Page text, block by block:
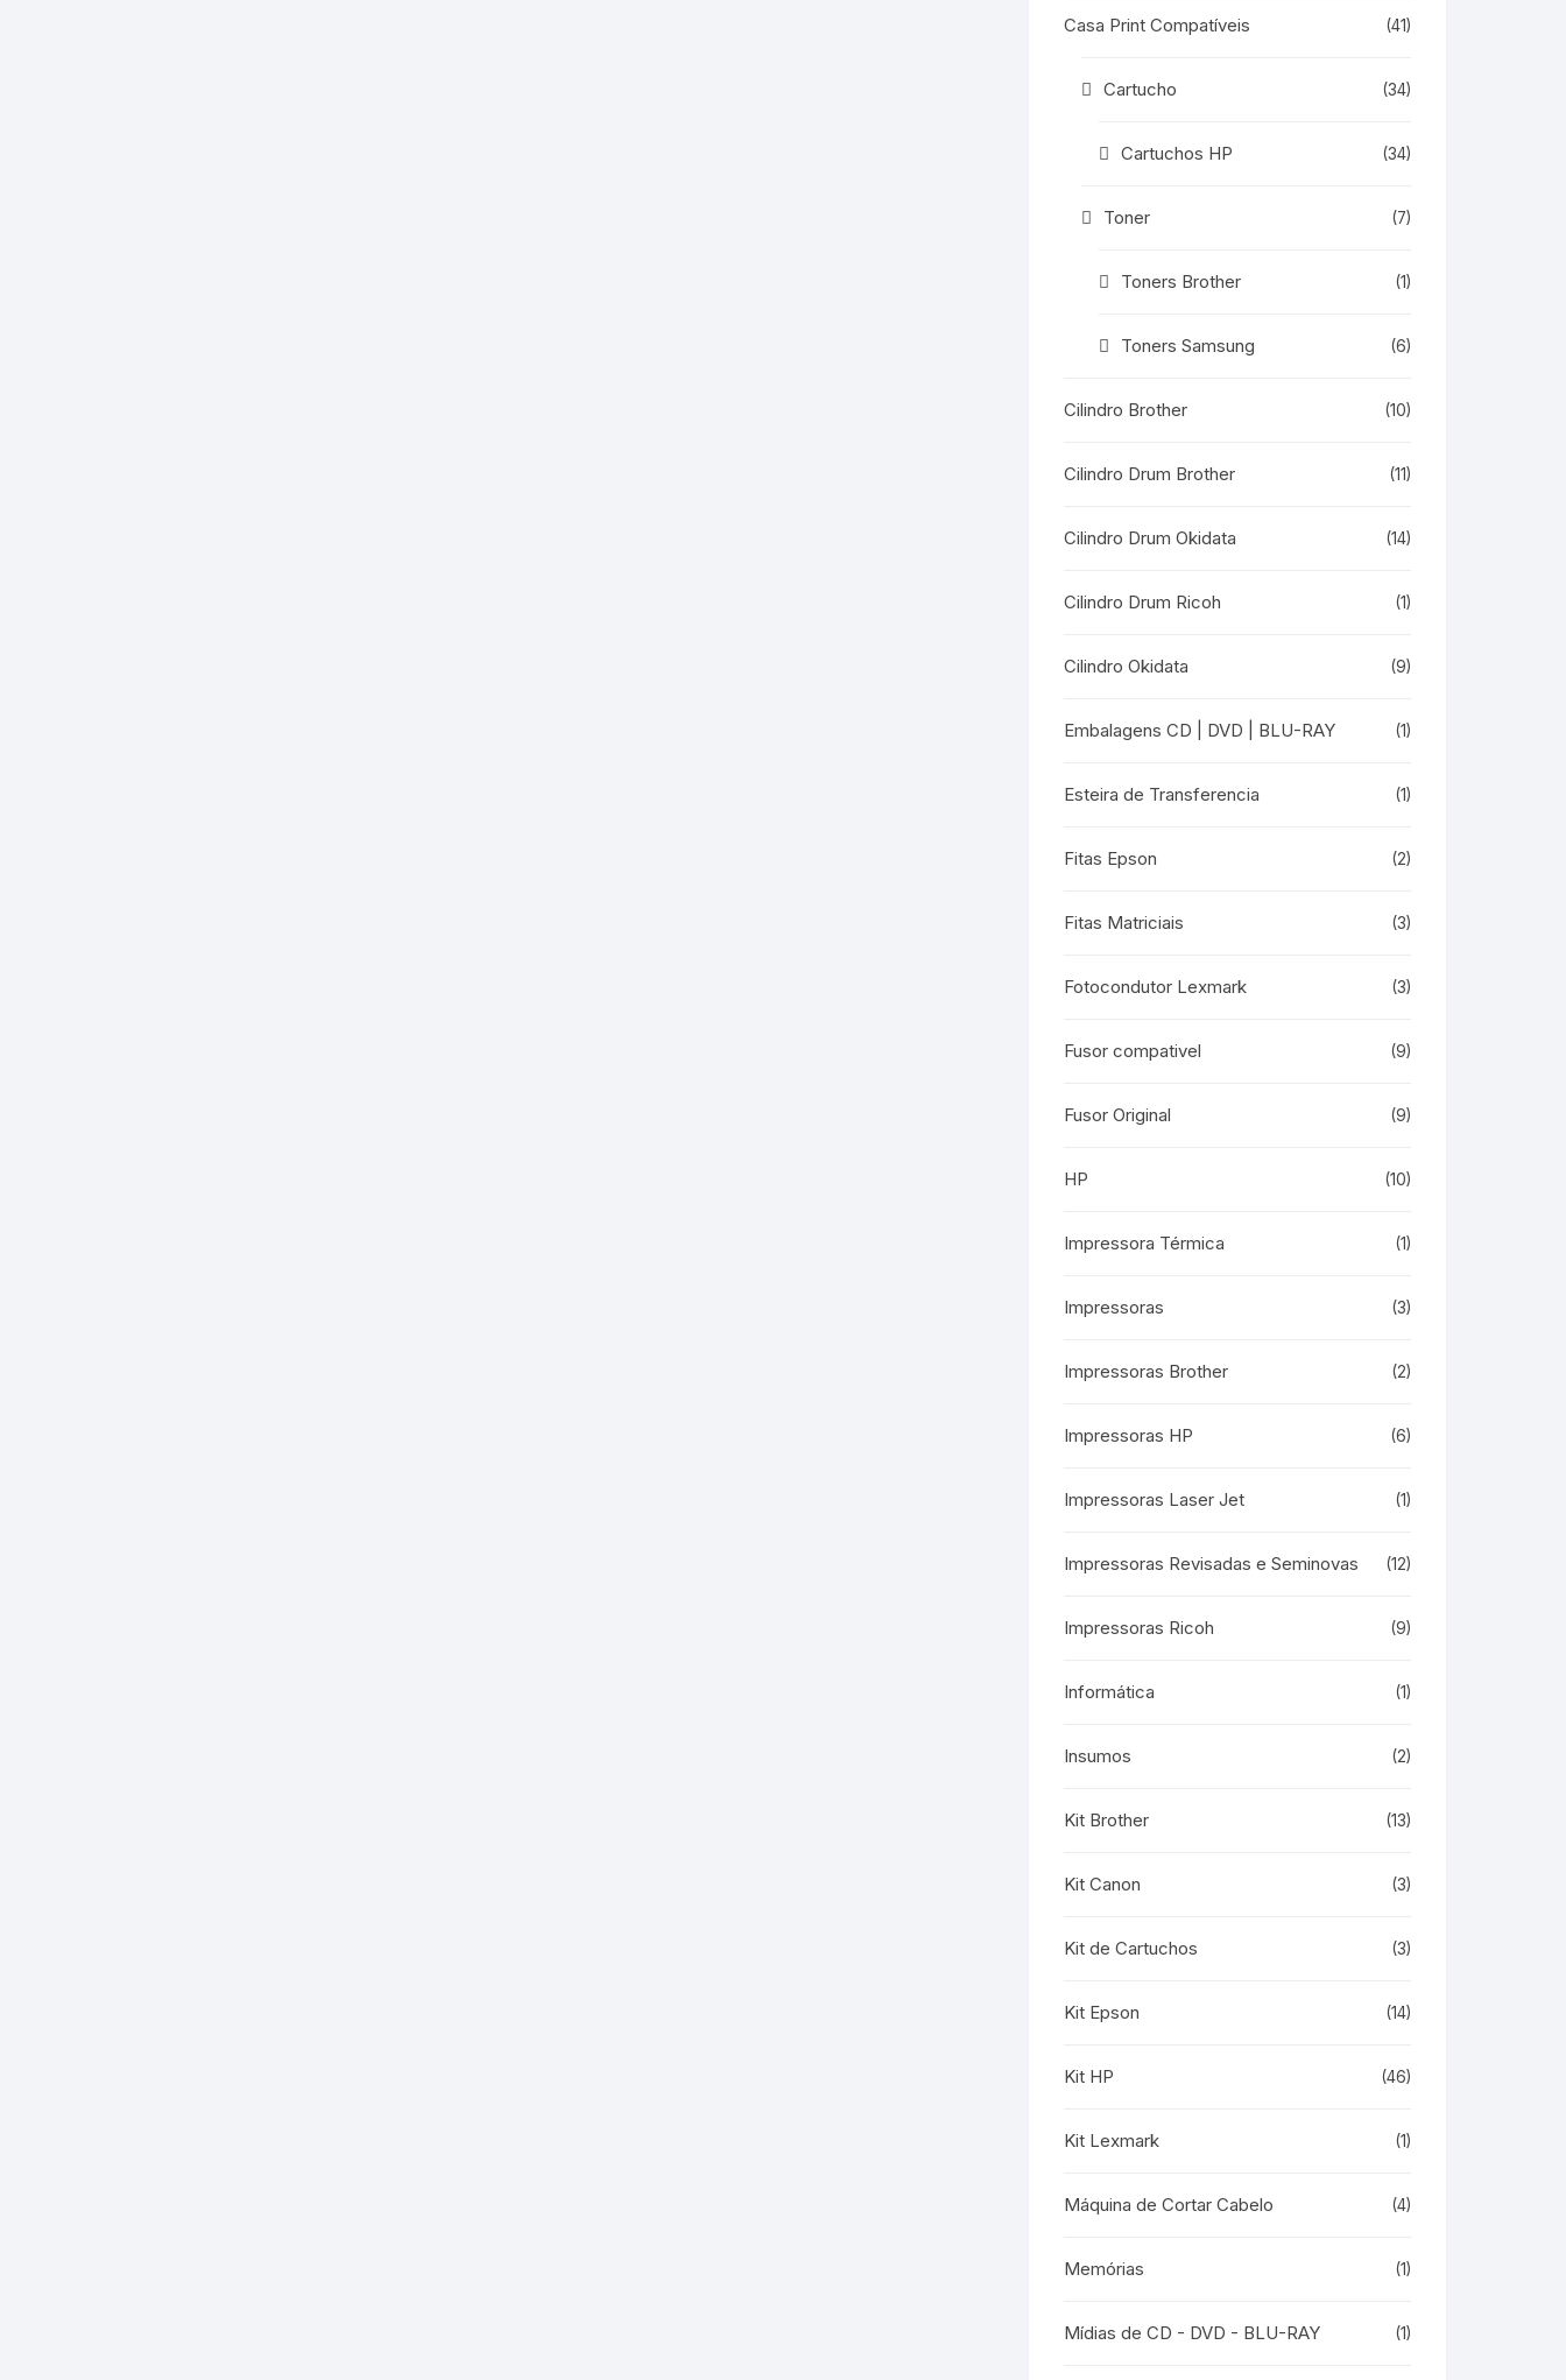
Casa Print Compatíveis (41)
Cartucho (34)
Cartuchos HP (34)
Toner (7)
Toners Brother (1)
Toners Samsung (6)
Cilindro Brother (10)
Cilindro Drum Brother (11)
Cilindro Drum Okidata (14)
Cilindro Drum Ricoh (1)
Cilindro Okidata (9)
Embalagens CD | DVD | BLU-RAY (1)
Esteira de Transferencia (1)
Fitas Epson (2)
Fitas Matriciais (3)
Fotocondutor Lexmark (3)
Fusor compativel (9)
Fusor Original (9)
HP (10)
Impressora Térmica (1)
Impressoras (3)
Impressoras Brother (2)
Impressoras HP (6)
Impressoras Laser Jet (1)
Impressoras Revisadas e Seminovas (12)
Impressoras Ricoh (9)
Informática (1)
Insumos (2)
Kit Brother (13)
Kit Canon (3)
Kit de Cartuchos (3)
Kit Epson (14)
Kit HP (46)
Kit Lexmark (1)
Máquina de Cortar Cabelo (4)
Memórias (1)
Mídias de CD - DVD - BLU-RAY (1)